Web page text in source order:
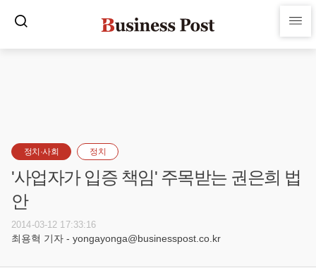
정치·사회 정치
'사업자가 입증 책임' 주목받는 권은희 법
안
2014-03-12 17:33:16
최용혁 기자 - yongayonga@businesspost.co.kr